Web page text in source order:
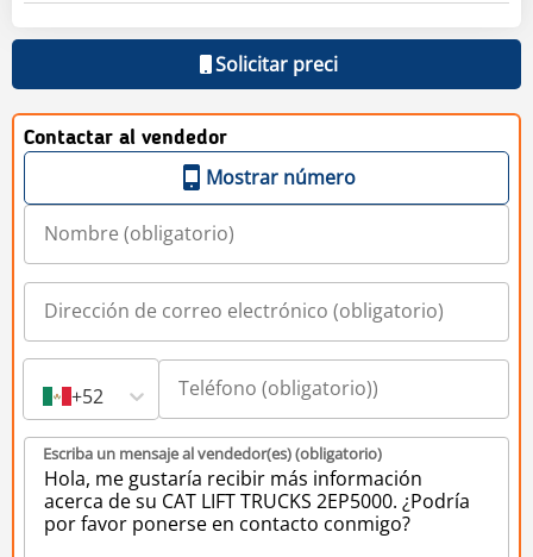
Solicitar preci
Contactar al vendedor
Mostrar número
+52
Escriba un mensaje al vendedor(es) (obligatorio)